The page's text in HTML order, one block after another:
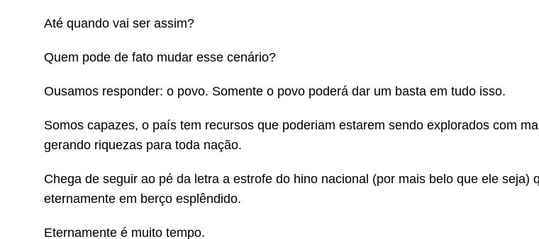
Até quando vai ser assim?
Quem pode de fato mudar esse cenário?
Ousamos responder: o povo. Somente o povo poderá dar um basta em tudo isso.
Somos capazes, o país tem recursos que poderiam estarem sendo explorados com
gerando riquezas para toda nação.
Chega de seguir ao pé da letra a estrofe do hino nacional (por mais belo que ele seja)
eternamente em berço esplêndido.
Eternamente é muito tempo.